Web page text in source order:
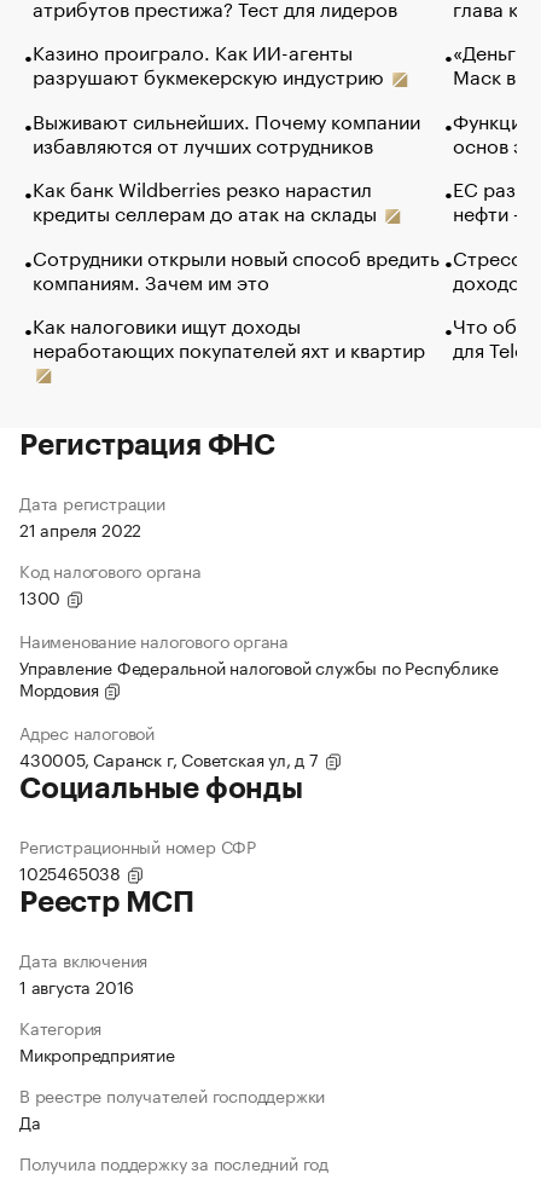
атрибутов престижа? Тест для лидеров
Казино проиграло. Как ИИ-агенты
разрушают букмекерскую индустрию
Выживают сильнейших. Почему компании
избавляются от лучших сотрудников
Как банк Wildberries резко нарастил
кредиты селлерам до атак на склады
Сотрудники открыли новый способ вредить
компаниям. Зачем им это
Как налоговики ищут доходы
неработающих покупателей яхт и квартир
глава
«Деньги
Маск в
Функции
основ
ЕС
нефти —
Стресс
доходов
Что
для
Регистрация ФНС
Дата регистрации
21 апреля 2022
Код налогового органа
1300
Наименование налогового органа
Управление Федеральной налоговой службы по Республике
Мордовия
Адрес налоговой
430005, Саранск г, Советская ул, д 7
Социальные фонды
Регистрационный номер СФР
1025465038
Реестр МСП
Дата включения
1 августа 2016
Категория
Микропредприятие
В реестре получателей господдержки
Да
Получила поддержку за последний год